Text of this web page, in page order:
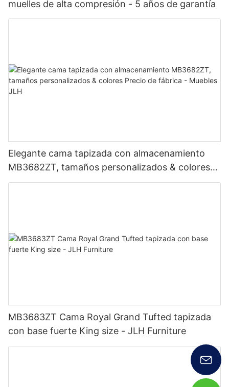
muelles de alta compresión - 5 años de garantía
Elegante cama tapizada con almacenamiento
MB3682ZT, tamaños personalizados & colores
Precio de fábrica - Muebles JLH
MB3683ZT Cama Royal Grand Tufted tapizada
con base fuerte King size - JLH Furniture